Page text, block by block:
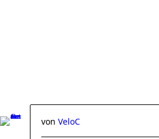
von VeloC